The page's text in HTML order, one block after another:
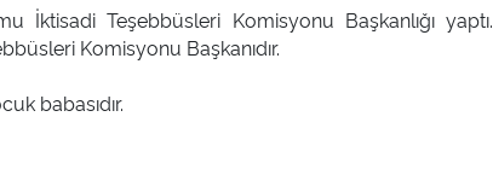
İktisadi Teşebbüsleri Komisyonu Başkanlığı yaptı.
Komisyonu Başkanıdır.
babasıdır.